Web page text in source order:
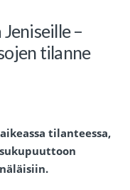
–
tilanne
tilanteessa,